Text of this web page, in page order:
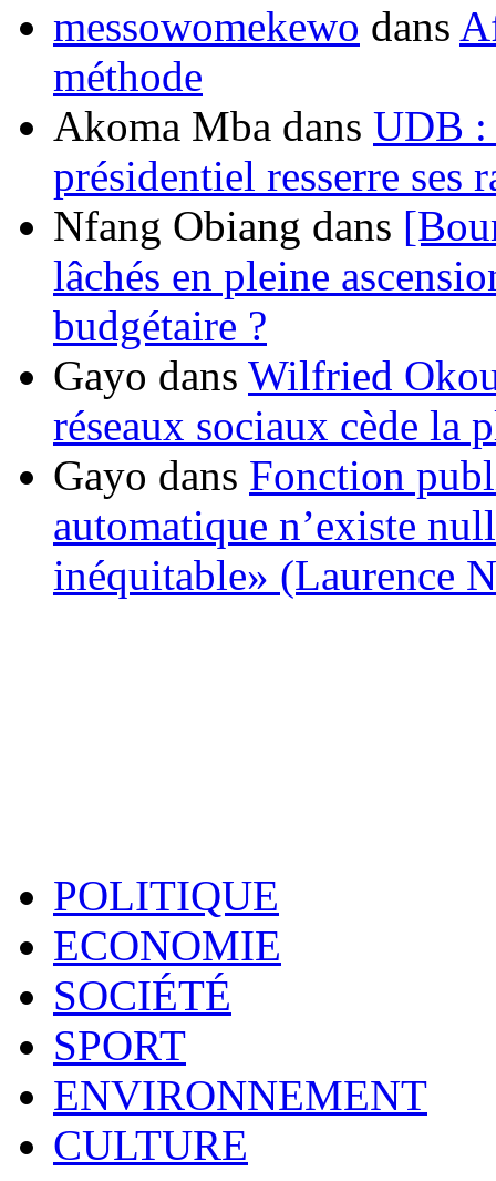
messowomekewo dans
méthode
Akoma Mba dans UDB :
présidentiel resserre ses
Nfang Obiang dans
lâchés en pleine
budgétaire ?
Gayo dans Wilfried
réseaux sociaux cède la
Gayo dans Fonction
automatique n’existe
inéquitable» (Laurence
POLITIQUE
ECONOMIE
SOCIÉTÉ
SPORT
ENVIRONNEMENT
CULTURE